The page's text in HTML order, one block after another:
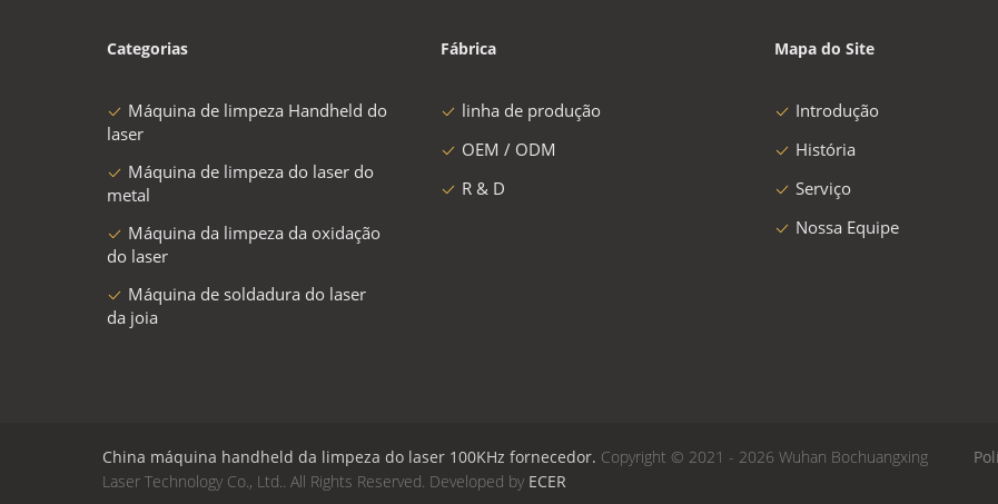
Categorias
Máquina de limpeza Handheld do
laser
Máquina de limpeza do laser do
metal
Máquina da limpeza da oxidação
do laser
Máquina de soldadura do laser
da joia
Fábrica
linha de produção
OEM / ODM
R & D
Mapa do Site
Introdução
História
Serviço
Nossa Equipe
China máquina handheld da limpeza do laser 100KHz fornecedor. Copyright © 2021 - 2026 Wuhan Bochuangxing
Laser Technology Co., Ltd.. All Rights Reserved. Developed by ECER